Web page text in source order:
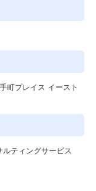
町プレイス イースト
ティングサービス